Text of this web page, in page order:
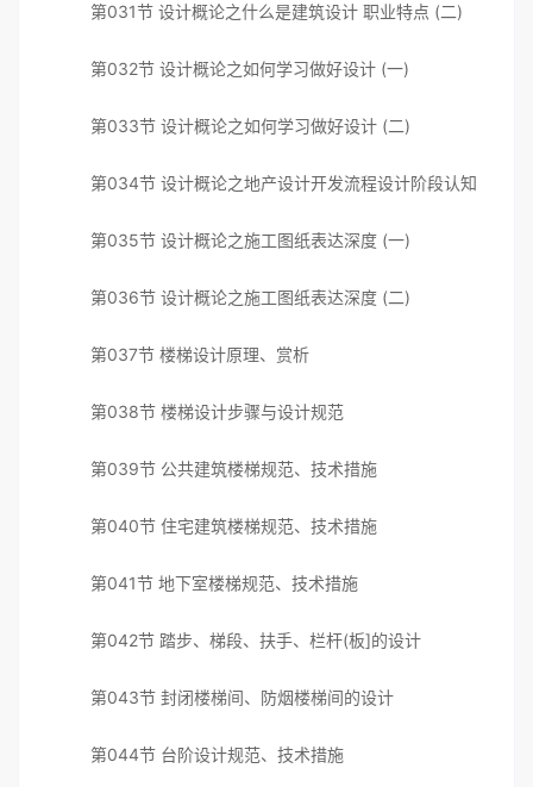
第031节 设计概论之什么是建筑设计 职业特点 (二)
第032节 设计概论之如何学习做好设计 (一)
第033节 设计概论之如何学习做好设计 (二)
第034节 设计概论之地产设计开发流程设计阶段认知
第035节 设计概论之施工图纸表达深度 (一)
第036节 设计概论之施工图纸表达深度 (二)
第037节 楼梯设计原理、赏析
第038节 楼梯设计步骤与设计规范
第039节 公共建筑楼梯规范、技术措施
第040节 住宅建筑楼梯规范、技术措施
第041节 地下室楼梯规范、技术措施
第042节 踏步、梯段、扶手、栏杆(板]的设计
第043节 封闭楼梯间、防烟楼梯间的设计
第044节 台阶设计规范、技术措施